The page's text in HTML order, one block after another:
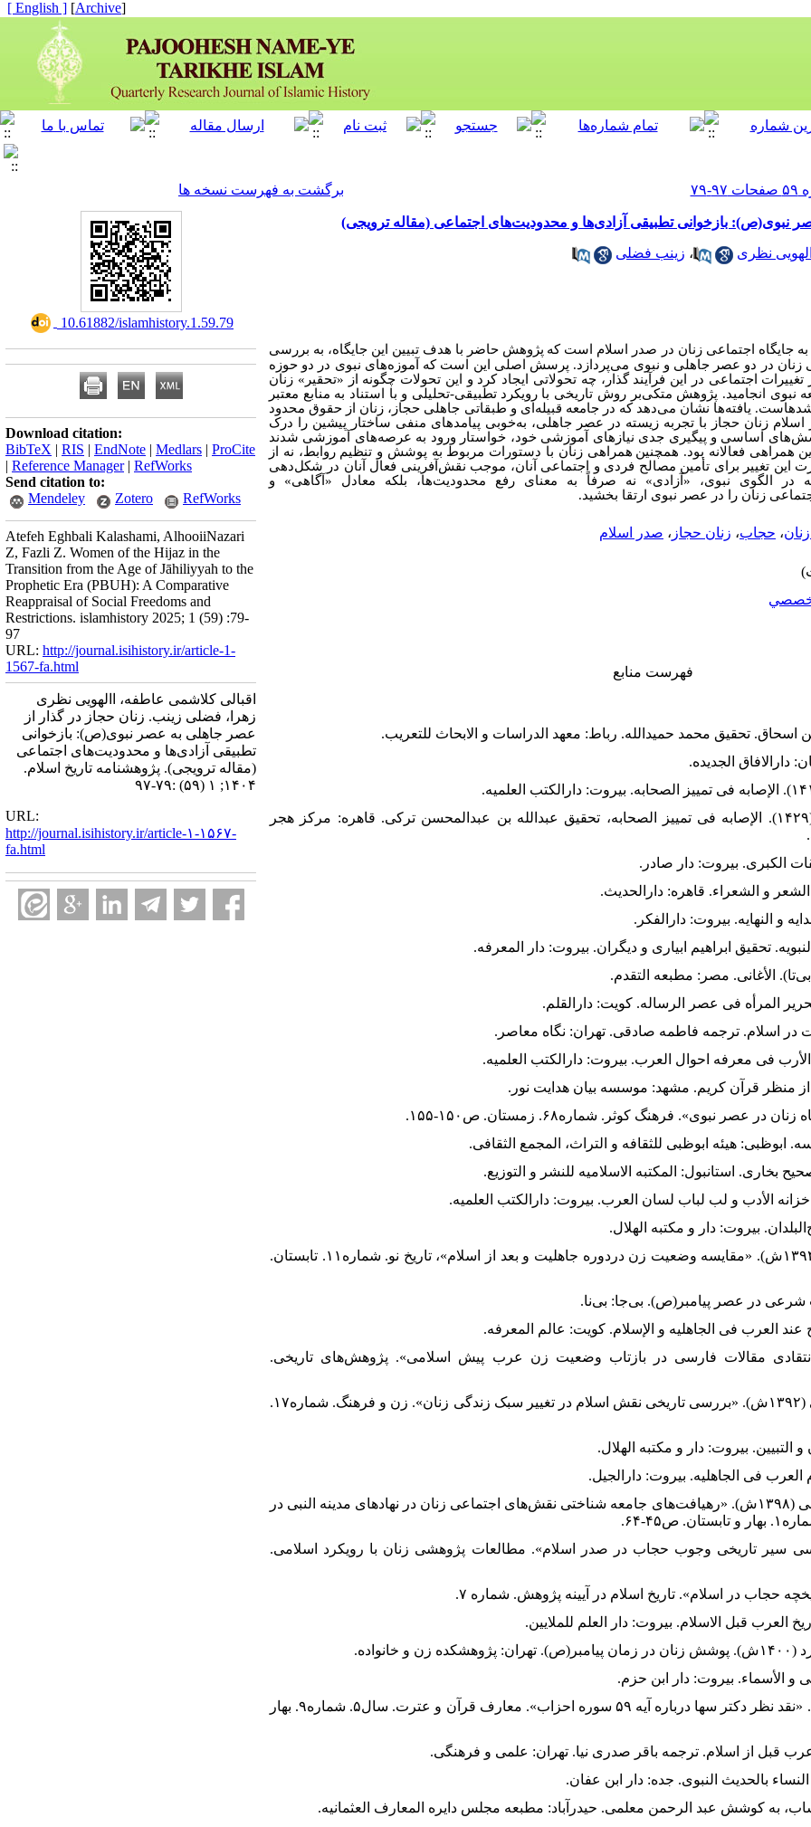
[
Archive
]
[ English ]
برگشت به فهرست نسخه ها
نبوی(ص): بازخوانی تطبیقی آزادی‌ها و محدودیت‌های اجتماعی (مقاله ترویجی)
نظری ، زینب فضلی
به جایگاه اجتماعی زنان در صدر اسلام است که پژوهش حاضر با هدف تبیین این جایگاه، به بررسی
زنان در دو عصر جاهلی و نبوی می‌پردازد. پرسش اصلی این است که آموزه‌های نبوی در دو حوزه
اجتماعی در این فرآیند گذار، چه تحولاتی ایجاد کرد و این تحولات چگونه از «تحقیر» زنان
نبوی انجامید. پژوهش متکی‌بر روش تاریخی با رویکرد تطبیقی-‌تحلیلی و با استناد به منابع معتبر
یافته‌ها نشان می‌دهد که در جامعه قبیله‌ای و طبقاتی جاهلی حجاز، زنان از حقوق محدود
اسلام زنان حجاز با تجربه زیسته در عصر جاهلی، به‌خوبی پیامدهای منفی ساختار پیشین را درک
اساسی و پیگیری جدی نیازهای آموزشی خود، خواستار ورود به عرصه‌های آموزشی شدند
همراهی فعالانه بود. همچنین همراهی زنان با دستورات مربوط به پوشش و تنظیم روابط، نه از
این تغییر برای تأمین مصالح فردی و اجتماعی آنان، موجب نقش‌آفرینی فعال آنان در شکل‌دهی
در الگوی نبوی، «آزادی» نه صرفاً به معنای رفع محدودیت‌ها، بلکه معادل «آگاهی‌» و
زنان را در عصر نبوی ارتقا بخشید.
، حجاب، زنان حجاز ، صدر اسلام
فهرست منابع
۵. ابن حجر عسقلانی، احمد بن علی (۱۴۲۹). الإصابه فی تمییز الصحابه، تحقیق عبدالله بن عبدالمحسن ترکی. قاهره: مرکز هجر
۲۰. پیرمرادیان، مصطفی و همکاران (۱۳۹۴ش). «مقایسه وضعیت زن دردوره جاهلیت و بعد از اسلام»، تاریخ نو. شماره۱۱. تابستان.
«تحلیل انتقادی مقالات فارسی در بازتاب وضعیت زن عرب پیش اسلامی». پژوهش‌های تاریخی.
۲۴. توحیدی، امین رضا و صادق شفیعی (۱۳۹۲ش). «بررسی تاریخی نقش اسلام در تغییر سبک زندگی زنان». زن و فرهنگ. شماره۱۷.
۲۷. جان احمدی، فاطمه و ریحانه هاشمی (۱۳۹۸ش). «رهیافت‌های جامعه شناختی نقش‌های اجتماعی زنان در نهادهای مدینه النبی در
۶۴.
(۱۳۹۴ش). «بررسی سیر تاریخی وجوب حجاب در صدر اسلام». مطالعات پژوهشی زنان با رویکرد اسلامی.
۳۳. زمانی، مریم و همکاران (۱۳۹۸ش). «نقد نظر دکتر سها درباره آیه ۵۹ سوره احزاب». معارف قرآن و عترت. سال۵. شماره۹. بهار
‎ 10.61882/islamhistory.1.59.79
Download citation:
BibTeX | RIS | EndNote | Medlars | ProCite
| Reference Manager| RefWorks
Send citation to:
Mendeley
Zotero RefWorks
Atefeh Eghbali Kalashami, AlhooiiNazari
Z, Fazli Z. Women of the Hijaz in the
Transition from the Age of Jāhiliyyah to the
Prophetic Era (PBUH): A Comparative
Reappraisal of Social Freedoms and
Restrictions. islamhistory 2025; 1 (59) :79-
97
URL: http://journal.isihistory.ir/article-1-
1567-fa.html
اقبالی کلاشمی عاطفه، االهویی نظری
زهرا، فضلی زینب. زنان حجاز در گذار از
عصر جاهلی به عصر نبوی(ص): بازخوانی
تطبیقی آزادی‌ها و محدودیت‌های اجتماعی
(مقاله ترویجی). پژوهشنامه تاریخ اسلام.
۱۴۰۴; ۱ (۵۹) :۷۹-۹۷
URL:
http://journal.isihistory.ir/article-۱-۱۵۶۷-
fa.html